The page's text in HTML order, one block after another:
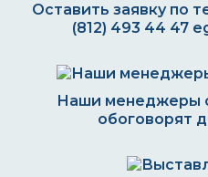
Оставить заявку по
(812) 493 44 47
Наши менеджеры
обоговорят